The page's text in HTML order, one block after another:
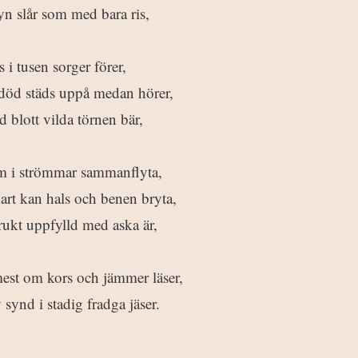
slår som med bara ris,
i tusen sorger förer,
städs uppå medan hörer,
blott vilda törnen bär,
i strömmar sammanflyta,
kan hals och benen bryta,
uppfylld med aska är,
om kors och jämmer läser,
i stadig fradga jäser.